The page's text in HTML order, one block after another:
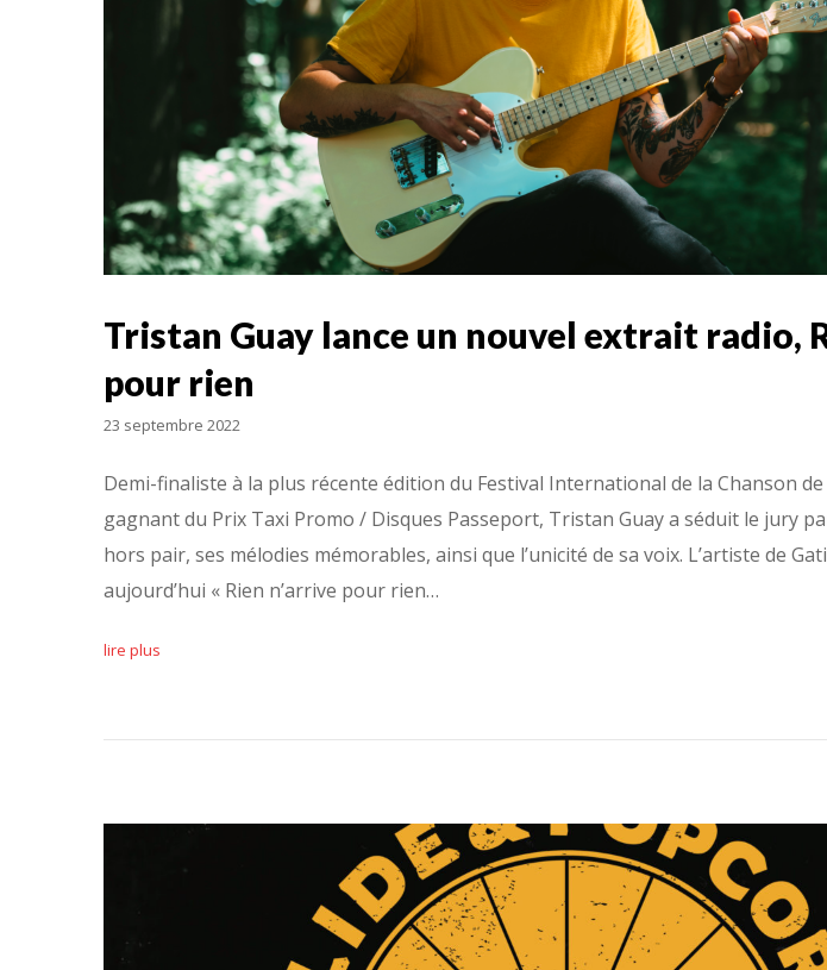
Tristan Guay lance un nouvel extrait radio,
pour rien
23 septembre 2022
Demi-finaliste à la plus récente édition du Festival International de la Chanson
gagnant du Prix Taxi Promo / Disques Passeport, Tristan Guay a séduit le jury
hors pair, ses mélodies mémorables, ainsi que l’unicité de sa voix. L’artiste de
aujourd’hui « Rien n’arrive pour rien…
lire plus